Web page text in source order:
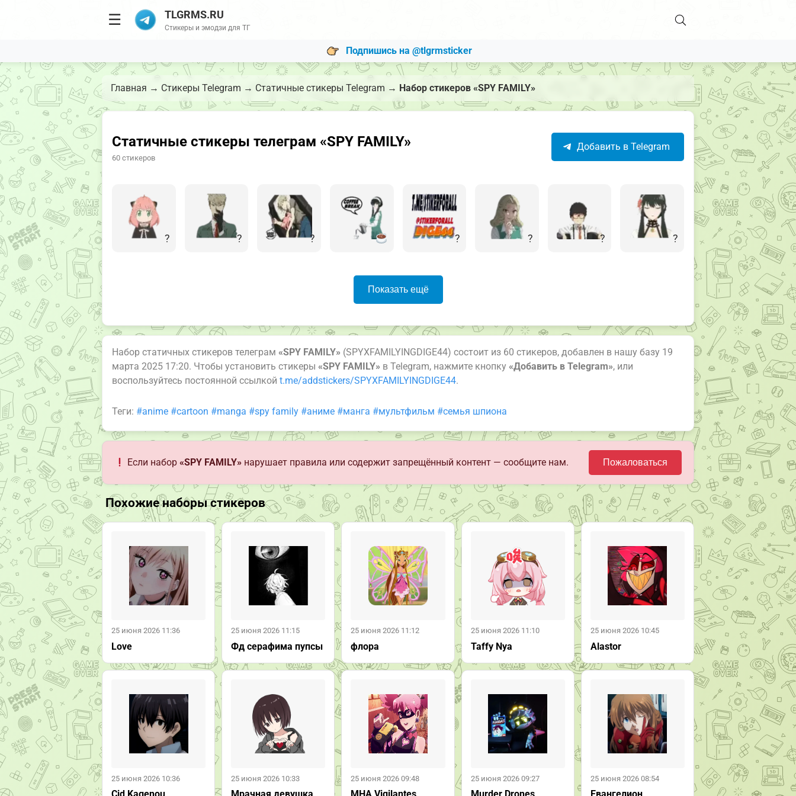
☰ TLGRMS.RU
Стикеры и эмодзи для ТГ
Подпишись на @tlgrmsticker
Главная → Стикеры Telegram → Статичные стикеры Telegram → Набор стикеров «SPY FAMILY»
Статичные стикеры телеграм «SPY FAMILY»
60 стикеров
Добавить в Telegram
? ? ? ?️ ? ? ?
Показать ещё
Набор статичных стикеров телеграм «SPY FAMILY» (SPYXFAMILYINGDIGE44) состоит из 60 стикеров, добавлен в нашу базу 19
марта 2025 17:20. Чтобы установить стикеры «SPY FAMILY» в Telegram, нажмите кнопку «Добавить в Telegram», или
воспользуйтесь постоянной ссылкой t.me/addstickers/SPYXFAMILYINGDIGE44.
Теги: #anime #cartoon #manga #spy family #аниме #манга #мультфильм #семья шпиона
Если набор«SPY FAMILY» нарушает правила или содержит запрещённый контент — сообщите нам. Пожаловаться
Похожие наборы стикеров
25 июня 2026 11:36
Love
25 июня 2026 11:15
Фд серафима пупсы
25 июня 2026 11:12
флора
25 июня 2026 11:10
Taffy Nya
25 июня 2026 10:45
Alastor
25 июня 2026 10:36 25 июня 2026 10:33 25 июня 2026 09:48 25 июня 2026 09:27 25 июня 2026 08:54